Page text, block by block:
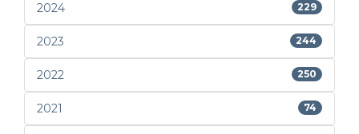
2024 229
2023 244
2022 250
2021 74